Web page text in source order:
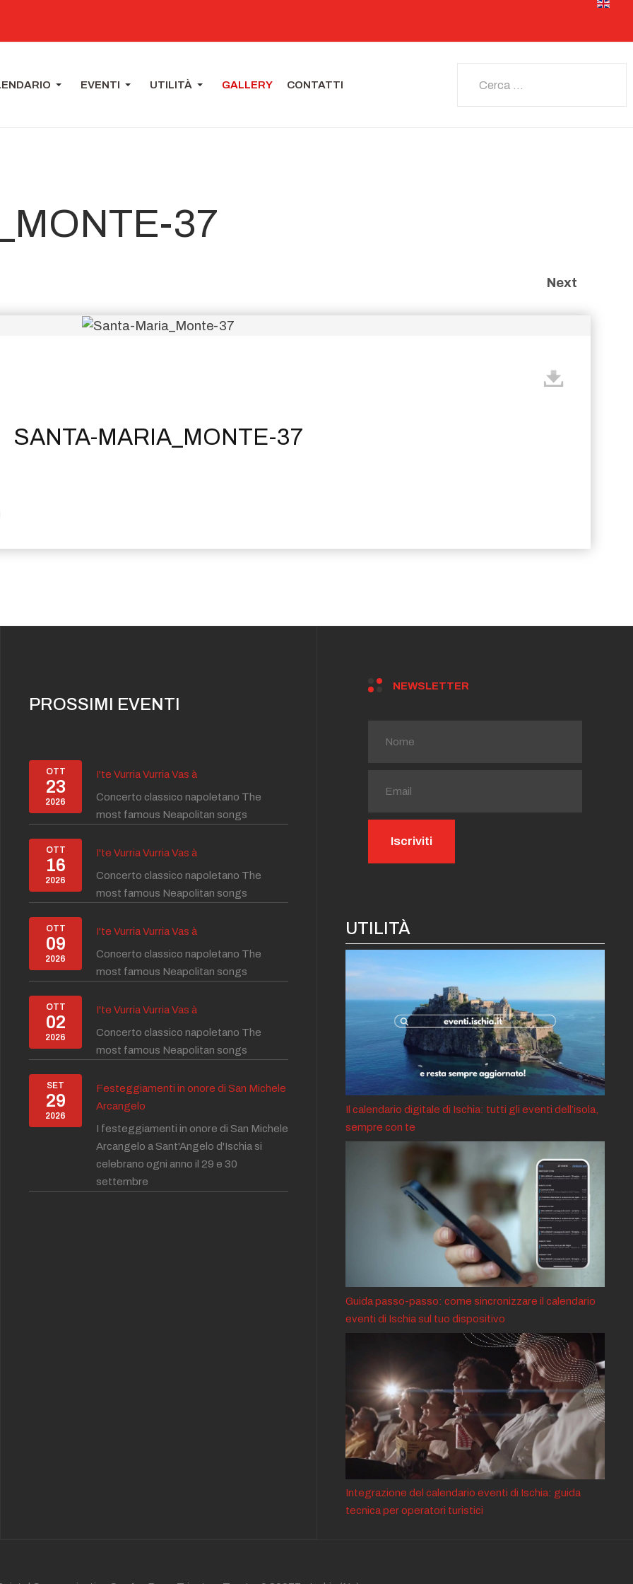
EVENTI UTILITÀ GALLERY CONTATTI
37
Next
SANTA-MARIA_MONTE-37
PROSSIMI EVENTI
OTT
23
2026
I'te Vurria Vurria Vas à
Concerto classico napoletano The
most famous Neapolitan songs
OTT
16
2026
I'te Vurria Vurria Vas à
Concerto classico napoletano The
most famous Neapolitan songs
OTT
09
2026
I'te Vurria Vurria Vas à
Concerto classico napoletano The
most famous Neapolitan songs
OTT
02
2026
I'te Vurria Vurria Vas à
Concerto classico napoletano The
most famous Neapolitan songs
SET
29
2026
Festeggiamenti in onore di San Michele
Arcangelo
I festeggiamenti in onore di San Michele
Arcangelo a Sant'Angelo d'Ischia si
celebrano ogni anno il 29 e 30
settembre
NEWSLETTER
UTILITÀ
Il calendario digitale di Ischia: tutti gli eventi dell’isola,
sempre con te
Guida passo-passo: come sincronizzare il calendario
eventi di Ischia sul tuo dispositivo
Integrazione del calendario eventi di Ischia: guida
tecnica per operatori turistici